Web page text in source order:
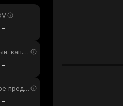
-
кап. 2
-
предл
-